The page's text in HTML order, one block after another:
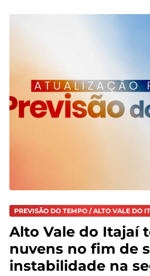
PREVISÃO DO TEMPO / ALTO VALE DO
Alto Vale do Itajaí
nuvens no fim de
instabilidade na